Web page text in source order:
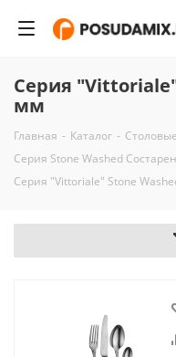
Серия
мм
Главная - Каталог -
Серия Stone Washed
Серия "Vittoriale" Stone